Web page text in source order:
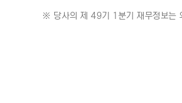
※ 당사의 제 49기 1분기 재무정보는